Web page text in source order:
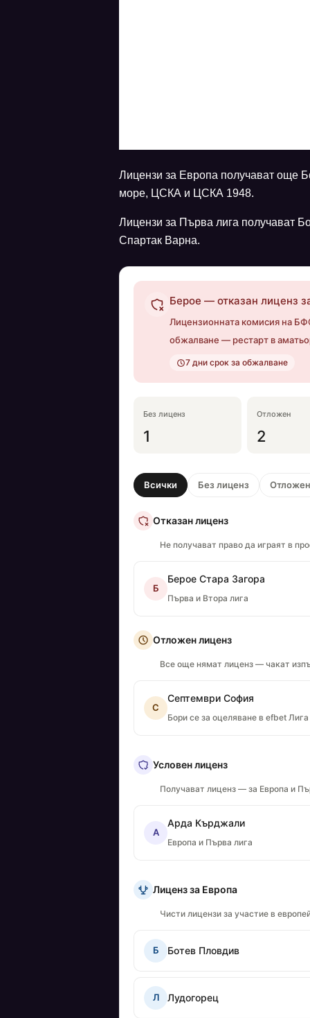
Лицензи за Европа получават още
море, ЦСКА и ЦСКА 1948.
Лицензи за Първа лига получават
Спартак Варна.
Берое — отказан лиценз
Лицензионната комисия на
обжалване — рестарт в
7 дни срок за обжалване
Без лиценз
1
Отложен
2
Всички Без лиценз Отложен
Отказан лиценз
Не получават право да играят в
Б
Берое Стара Загора
Първа и Втора лига
Отложен лиценз
Все още нямат лиценз — чакат
С
Септември София
Бори се за оцеляване в efbet Лига
Условен лиценз
Получават лиценз — за Европа и
А
Арда Кърджали
Европа и Първа лига
Лиценз за Европа
Чисти лицензи за участие в
Б Ботев Пловдив
Л Лудогорец